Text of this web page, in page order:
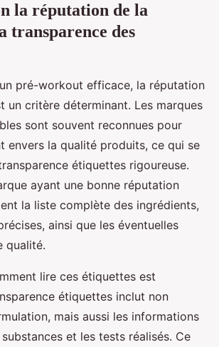
la réputation de la
transparence des
pré-workout efficace, la réputation
un critère déterminant. Les marques
sont souvent reconnues pour
envers la qualité produits, ce qui se
étiquettes rigoureuse.
ayant une bonne réputation
la liste complète des ingrédients,
ainsi que les éventuelles
qualité.
lire ces étiquettes est
étiquettes inclut non
mais aussi les informations
substances et les tests réalisés. Ce